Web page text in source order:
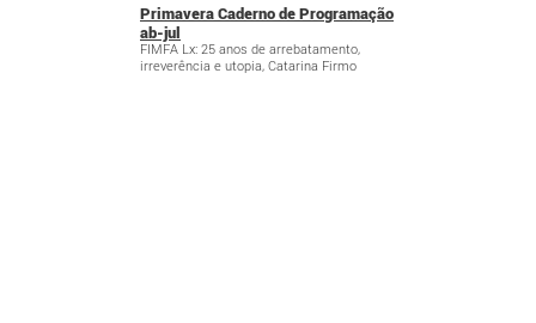
Primavera Caderno de Programação
ab-jul
FIMFA Lx: 25 anos de arrebatamento,
irreverência e utopia, Catarina Firmo